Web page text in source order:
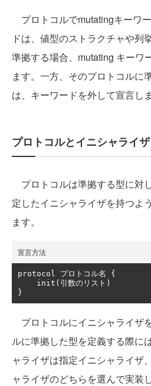
プロトコルでmutatingキーワ
ドは、値型のストラクチャや列
準拠する場合、mutating キーワ
ます。一方、そのプロトコルに
は、キーワードを外して宣言しま
プロトコルとイニシャライザ
プロトコルは準拠する型に対
定したイニシャライザを持つよ
ます。
宣言方法
protocol プロトコル名
{
    init
(引数のリスト)
}
プロトコルにイニシャライザ
ルに準拠した型を定義する際に
ャライザは指定イニシャライザ
ャライザのどちらを選んで実装